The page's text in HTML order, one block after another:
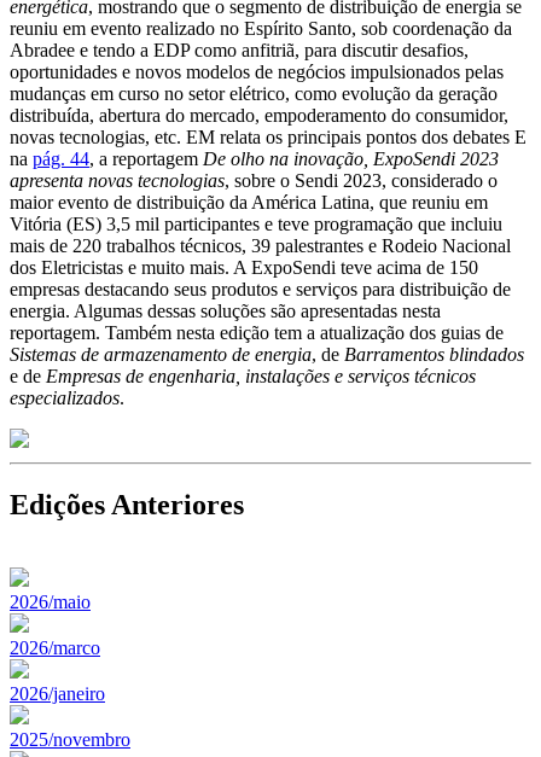
energética, mostrando que o segmento de distribuição de energia se
reuniu em evento realizado no Espírito Santo, sob coordenação da
Abradee e tendo a EDP como anfitriã, para discutir desafios,
oportunidades e novos modelos de negócios impulsionados pelas
mudanças em curso no setor elétrico, como evolução da geração
distribuída, abertura do mercado, empoderamento do consumidor,
novas tecnologias, etc. EM relata os principais pontos dos debates E
na pág. 44, a reportagem De olho na inovação, ExpoSendi 2023
apresenta novas tecnologias, sobre o Sendi 2023, considerado o
maior evento de distribuição da América Latina, que reuniu em
Vitória (ES) 3,5 mil participantes e teve programação que incluiu
mais de 220 trabalhos técnicos, 39 palestrantes e Rodeio Nacional
dos Eletricistas e muito mais. A ExpoSendi teve acima de 150
empresas destacando seus produtos e serviços para distribuição de
energia. Algumas dessas soluções são apresentadas nesta
reportagem. Também nesta edição tem a atualização dos guias de
Sistemas de armazenamento de energia, de Barramentos blindados
e de Empresas de engenharia, instalações e serviços técnicos
especializados.
Edições Anteriores
2026/maio
2026/marco
2026/janeiro
2025/novembro